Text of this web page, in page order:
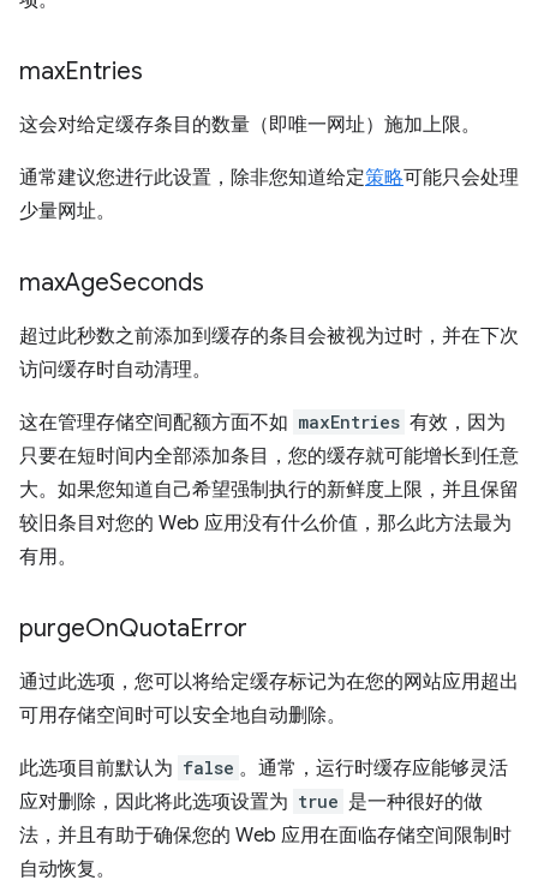
maxEntries
这会对给定缓存条目的数量（即唯一网址）施加上限。
通常建议您进行此设置，除非您知道给定策略可能只会处理
少量网址。
maxAgeSeconds
超过此秒数之前添加到缓存的条目会被视为过时，并在下次
访问缓存时自动清理。
这在管理存储空间配额方面不如 maxEntries 有效，因为
只要在短时间内全部添加条目，您的缓存就可能增长到任意
大。如果您知道自己希望强制执行的新鲜度上限，并且保留
较旧条目对您的 Web 应用没有什么价值，那么此方法最为
有用。
purgeOnQuotaError
通过此选项，您可以将给定缓存标记为在您的网站应用超出
可用存储空间时可以安全地自动删除。
此选项目前默认为 false 。通常，运行时缓存应能够灵活
应对删除，因此将此选项设置为 true 是一种很好的做
法，并且有助于确保您的 Web 应用在面临存储空间限制时
自动恢复。